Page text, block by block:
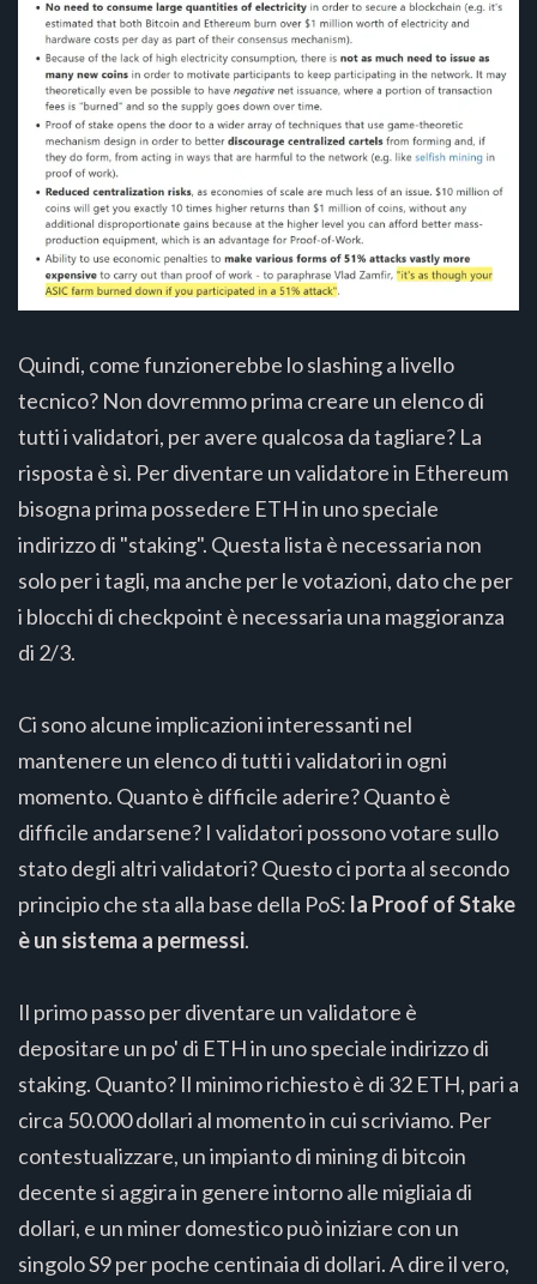
Quindi, come funzionerebbe lo slashing a livello
tecnico? Non dovremmo prima creare un elenco di
tutti i validatori, per avere qualcosa da tagliare? La
risposta è sì. Per diventare un validatore in Ethereum
bisogna prima possedere ETH in uno speciale
indirizzo di "staking". Questa lista è necessaria non
solo per i tagli, ma anche per le votazioni, dato che per
i blocchi di checkpoint è necessaria una maggioranza
di 2/3.
Ci sono alcune implicazioni interessanti nel
mantenere un elenco di tutti i validatori in ogni
momento. Quanto è difficile aderire? Quanto è
difficile andarsene? I validatori possono votare sullo
stato degli altri validatori? Questo ci porta al secondo
principio che sta alla base della PoS: la Proof of Stake
è un sistema a permessi.
Il primo passo per diventare un validatore è
depositare un po' di ETH in uno speciale indirizzo di
staking. Quanto? Il minimo richiesto è di 32 ETH, pari a
circa 50.000 dollari al momento in cui scriviamo. Per
contestualizzare, un impianto di mining di bitcoin
decente si aggira in genere intorno alle migliaia di
dollari, e un miner domestico può iniziare con un
singolo S9 per poche centinaia di dollari. A dire il vero,